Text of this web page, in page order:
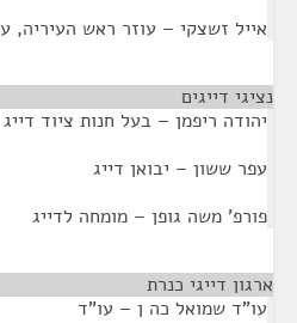
אייל זשצקי – עוזר ראש העיריה,
נציגי דייגים
יהודה ריפמן – בעל חנות ציוד דייג
עפר ששון – יבואן דייג
פורפ' משה גופן – מומחה לדייג
ארגון דייגי כנרת
עו"ד שמואל כה ן – עו"ד